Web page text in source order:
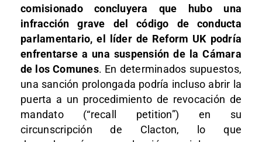
comisionado concluyera que hubo una
infracción grave del código de conducta
parlamentario, el líder de Reform UK podría
enfrentarse a una suspensión de la Cámara
de los Comunes. En determinados supuestos,
una sanción prolongada podría incluso abrir la
puerta a un procedimiento de revocación de
mandato (“recall petition”) en su
circunscripción de Clacton, lo que